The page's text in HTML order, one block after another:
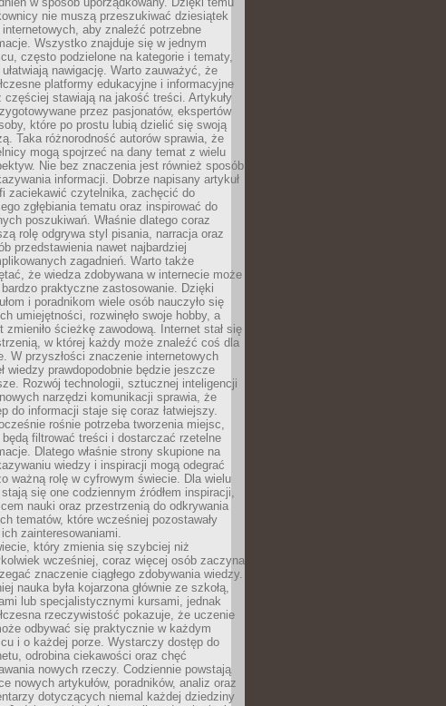
nie muszą przeszukiwać dziesiątek
aby znaleźć potrzebne
Wszystko znajduje się w jednym
często podzielone na kategorie i tematy,
ułatwiają nawigację. Warto zauważyć, że
platformy edukacyjne i informacyjne
częściej stawiają na jakość treści. Artykuły
przez pasjonatów, ekspertów
które po prostu lubią dzielić się swoją
Taka różnorodność autorów sprawia, że
mogą spojrzeć na dany temat z wielu
Nie bez znaczenia jest również sposób
informacji. Dobrze napisany artykuł
zaciekawić czytelnika, zachęcić do
zgłębiania tematu oraz inspirować do
poszukiwań. Właśnie dlatego coraz
rolę odgrywa styl pisania, narracja oraz
przedstawienia nawet najbardziej
zagadnień. Warto także
że wiedza zdobywana w internecie może
praktyczne zastosowanie. Dzięki
i poradnikom wiele osób nauczyło się
umiejętności, rozwinęło swoje hobby, a
zmieniło ścieżkę zawodową. Internet stał się
w której każdy może znaleźć coś dla
W przyszłości znaczenie internetowych
wiedzy prawdopodobnie będzie jeszcze
Rozwój technologii, sztucznej inteligencji
narzędzi komunikacji sprawia, że
do informacji staje się coraz łatwiejszy.
rośnie potrzeba tworzenia miejsc,
będą filtrować treści i dostarczać rzetelne
Dlatego właśnie strony skupione na
wiedzy i inspiracji mogą odegrać
ważną rolę w cyfrowym świecie. Dla wielu
się one codziennym źródłem inspiracji,
nauki oraz przestrzenią do odkrywania
tematów, które wcześniej pozostawały
zainteresowaniami.
który zmienia się szybciej niż
wcześniej, coraz więcej osób zaczyna
znaczenie ciągłego zdobywania wiedzy.
nauka była kojarzona głównie ze szkołą,
lub specjalistycznymi kursami, jednak
rzeczywistość pokazuje, że uczenie
odbywać się praktycznie w każdym
i o każdej porze. Wystarczy dostęp do
odrobina ciekawości oraz chęć
nowych rzeczy. Codziennie powstają
nowych artykułów, poradników, analiz oraz
dotyczących niemal każdej dziedziny